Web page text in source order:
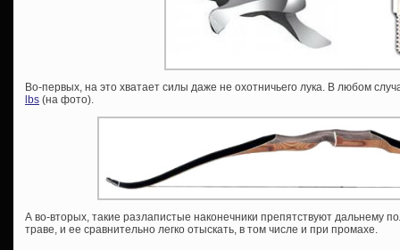
Во-первых, на это хватает силы даже не охотничьего лука. В любом
lbs (на фото).
А во-вторых, такие разлапистые наконечники препятствуют дальнему
траве, и ее сравнительно легко отыскать, в том числе и при промахе.